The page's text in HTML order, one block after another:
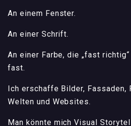
An einem Fenster.
An einer Schrift.
An einer Farbe, die „fast
fast.
Ich erschaffe Bilder, Fassaden,
Welten und Websites.
Man könnte mich Visual